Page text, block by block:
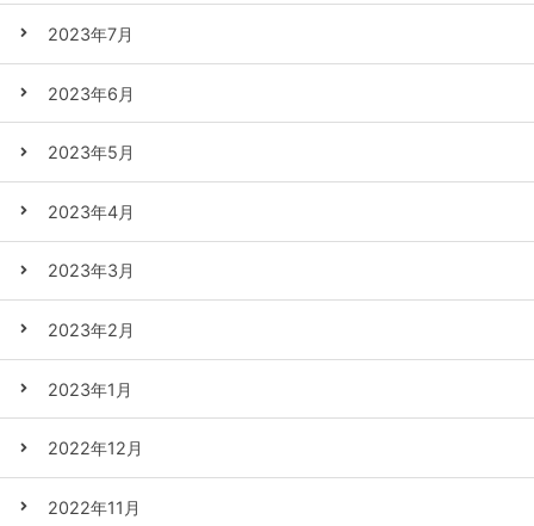
2023年7月
2023年6月
2023年5月
2023年4月
2023年3月
2023年2月
2023年1月
2022年12月
2022年11月